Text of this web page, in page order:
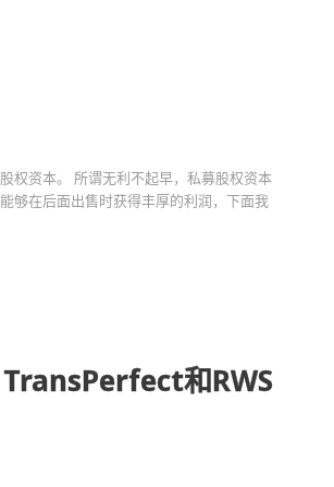
权资本。 所谓无利不起早，私募股权资本
够在后面出售时获得丰厚的利润，下面我
和RWS